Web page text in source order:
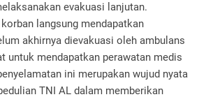
evakuasi lanjutan.
langsung mendapatkan
akhirnya dievakuasi oleh ambulans
untuk mendapatkan perawatan medis
ini merupakan wujud nyata
TNI AL dalam memberikan